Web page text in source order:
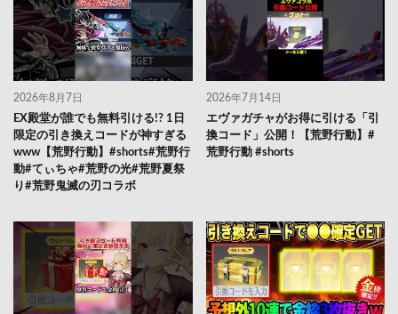
2026年8月7日
EX殿堂が誰でも無料引ける!? 1日
限定の引き換えコードが神すぎる
www【荒野行動】#shorts#荒野行
動#てぃちゃ#荒野の光#荒野夏祭
り#荒野鬼滅の刃コラボ
2026年7月14日
エヴァガチャがお得に引ける「引
換コード」公開！【荒野行動】#
荒野行動 #shorts